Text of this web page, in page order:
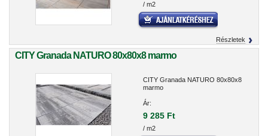
/ m2
Részletek
CITY Granada NATURO 80x80x8 marmo
CITY Granada NATURO 80x80x8
marmo
Ár:
9 285 Ft
/ m2